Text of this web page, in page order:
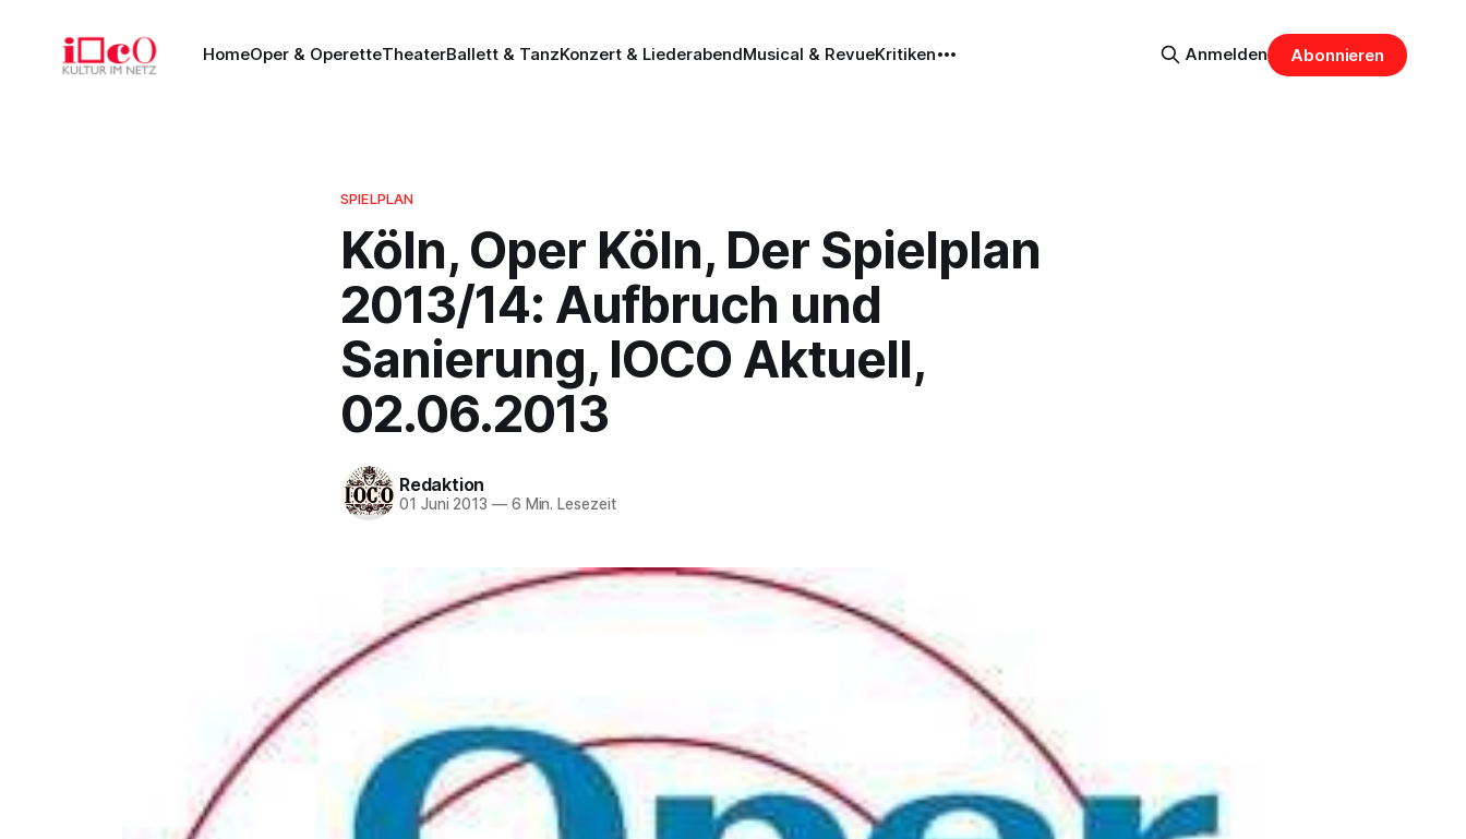
HomeOper & OperetteTheaterBallett & TanzKonzert & LiederabendMusical & RevueKritiken Anmelden Abonnieren
SPIELPLAN
Köln, Oper Köln, Der Spielplan
2013/14: Aufbruch und
Sanierung, IOCO Aktuell,
02.06.2013
Redaktion
01 Juni 2013 —6 Min. Lesezeit